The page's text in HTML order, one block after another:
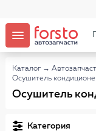
Каталог →
Осушитель
Осушитель
Категория